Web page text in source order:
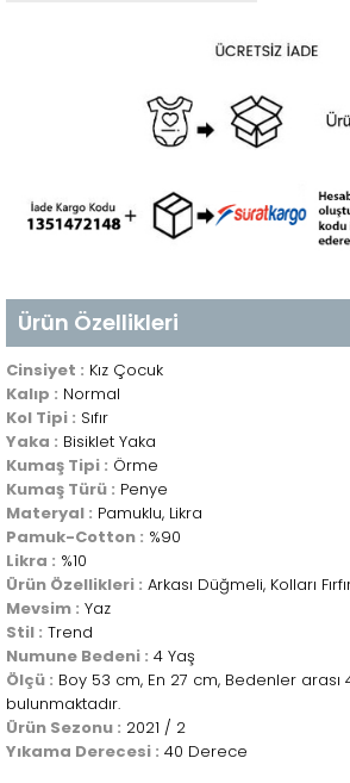
Ürün Özellikleri
Cinsiyet : Kız Çocuk
Kalıp : Normal
Kol Tipi : Sıfır
Yaka : Bisiklet Yaka
Kumaş Tipi : Örme
Kumaş Türü : Penye
Materyal : Pamuklu, Likra
Pamuk-Cotton : %90
Likra : %10
Ürün Özellikleri : Arkası Düğmeli, Kolları
Mevsim : Yaz
Stil : Trend
Numune Bedeni : 4 Yaş
Ölçü : Boy 53 cm, En 27 cm, Bedenler arası
bulunmaktadır.
Ürün Sezonu : 2021 / 2
Yıkama Derecesi : 40 Derece